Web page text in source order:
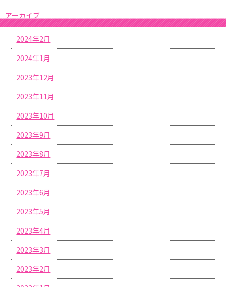
アーカイブ
2024年2月
2024年1月
2023年12月
2023年11月
2023年10月
2023年9月
2023年8月
2023年7月
2023年6月
2023年5月
2023年4月
2023年3月
2023年2月